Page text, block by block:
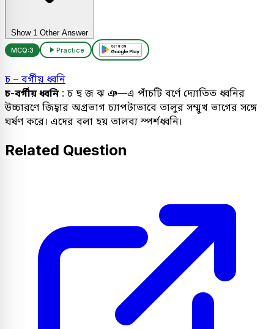
Show 1 Other Answer
MCQ:3 Practice
চ – বর্গীয় ধ্বনি
চ-বর্গীয় ধ্বনি : চ ছ জ ঝ ঞ—এ পাঁচটি বর্ণে দ্যোতিত ধ্বনির
উচ্চারণে জিহ্বার অগ্রভাগ চ্যাপটাভাবে তালুর সম্মুখ ভাগের সঙ্গে
ঘর্ষণ করে। এদের বলা হয় তালব্য স্পর্শধ্বনি।
Related Question